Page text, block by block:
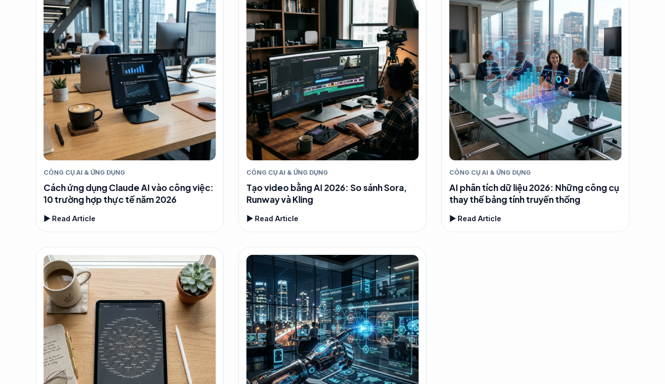
CÔNG CỤ AI & ỨNG DỤNG
Cách ứng dụng Claude AI vào công việc:
10 trường hợp thực tế năm 2026
▶ Read Article
CÔNG CỤ AI & ỨNG DỤNG
Tạo video bằng AI 2026: So sánh Sora,
Runway và Kling
▶ Read Article
CÔNG CỤ AI & ỨNG DỤNG
AI phân tích dữ liệu 2026: Những công cụ
thay thế bảng tính truyền thống
▶ Read Article